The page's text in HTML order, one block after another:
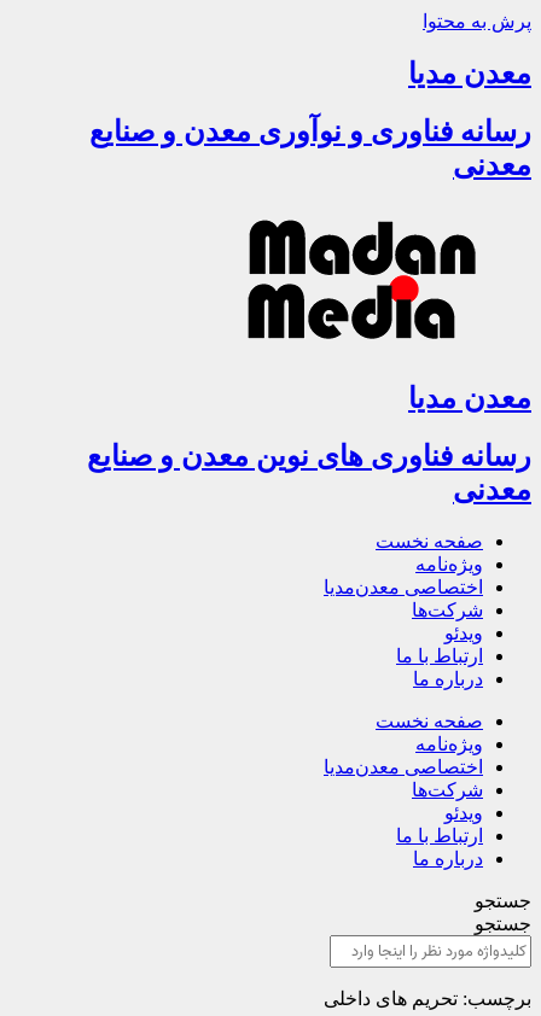
پرش به محتوا
معدن مدیا
رسانه فناوری و نوآوری معدن و صنایع
معدنی
معدن مدیا
رسانه فناوری های نوین معدن و صنایع
معدنی
صفحه نخست
ویژه‌نامه
اختصاصی معدن‌مدیا
شرکت‌ها
ویدئو
ارتباط با ما
درباره ما
صفحه نخست
ویژه‌نامه
اختصاصی معدن‌مدیا
شرکت‌ها
ویدئو
ارتباط با ما
درباره ما
جستجو
جستجو
برچسب: تحریم های داخلی